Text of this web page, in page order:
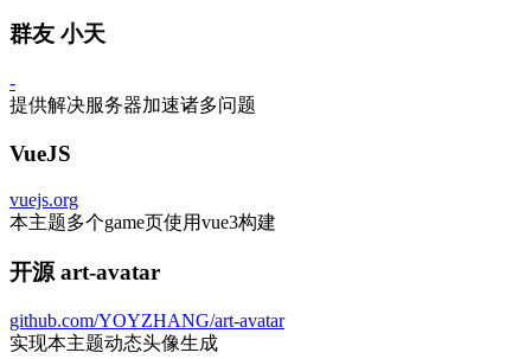
群友 小天
-
提供解决服务器加速诸多问题
VueJS
vuejs.org
本主题多个game页使用vue3构建
开源 art-avatar
github.com/YOYZHANG/art-avatar
实现本主题动态头像生成